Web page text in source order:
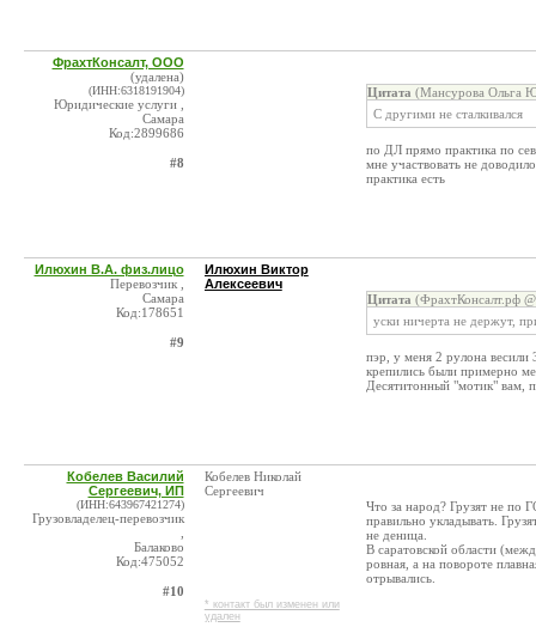
ФрахтКонсалт, ООО
(удалена)
(ИНН:6318191904)
Юридические услуги ,
Самара
Код:2899686
#8
Цитата (Мансурова Ольга
С другими не сталкивался
по ДЛ прямо практика по
мне участвовать не
практика есть
Илюхин В.А. физ.лицо
Перевозчик ,
Самара
Код:178651
#9
Илюхин Виктор
Алексеевич
Цитата (ФрахтКонсалт.рф
уски ничерта не держут,
пэр, у меня 2 рулона
крепились были примерно
Десятитонный "мотик" вам,
Кобелев Василий
Сергеевич, ИП
(ИНН:643967421274)
Грузовладелец-перевозчик
Балаково
Код:475052
#10
Кобелев Николай
Сергеевич
* контакт был изменен или
удален
Что за народ? Грузят не по
правильно укладывать.
не деница.
В саратовской области
ровная, а на повороте
отрывались.